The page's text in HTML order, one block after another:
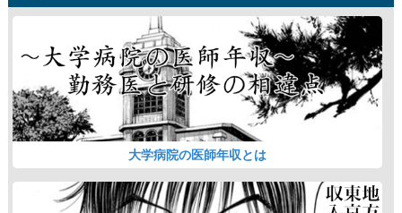
大学病院の医師年収とは